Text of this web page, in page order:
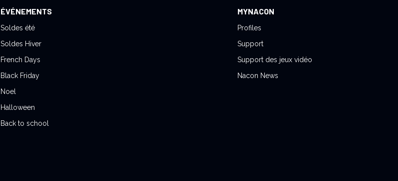
ÉVÉNEMENTS
Soldes été
Soldes Hiver
French Days
Black Friday
Noel
Halloween
Back to school
MYNACON
Profiles
Support
Support des jeux vidéo
Nacon News